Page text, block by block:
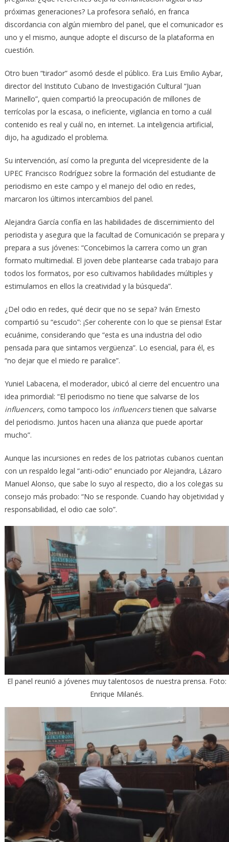
próximas generaciones? La profesora señaló, en franca
discordancia con algún miembro del panel, que el comunicador es
uno y el mismo, aunque adopte el discurso de la plataforma en
cuestión.
Otro buen “tirador” asomó desde el público. Era Luis Emilio Aybar,
director del Instituto Cubano de Investigación Cultural “Juan
Marinello”, quien compartió la preocupación de millones de
terrícolas por la escasa, o ineficiente, vigilancia en torno a cuál
contenido es real y cuál no, en internet. La inteligencia artificial,
dijo, ha agudizado el problema.
Su intervención, así como la pregunta del vicepresidente de la
UPEC Francisco Rodríguez sobre la formación del estudiante de
periodismo en este campo y el manejo del odio en redes,
marcaron los últimos intercambios del panel.
Alejandra García confía en las habilidades de discernimiento del
periodista y asegura que la facultad de Comunicación se prepara y
prepara a sus jóvenes: “Concebimos la carrera como un gran
formato multimedial. El joven debe plantearse cada trabajo para
todos los formatos, por eso cultivamos habilidades múltiples y
estimulamos en ellos la creatividad y la búsqueda”.
¿Del odio en redes, qué decir que no se sepa? Iván Ernesto
compartió su “escudo”: ¡Ser coherente con lo que se piensa! Estar
ecuánime, considerando que “esta es una industria del odio
pensada para que sintamos vergüenza”. Lo esencial, para él, es
“no dejar que el miedo re paralice”.
Yuniel Labacena, el moderador, ubicó al cierre del encuentro una
idea primordial: “El periodismo no tiene que salvarse de los
influencers, como tampoco los influencerstienen que salvarse
del periodismo. Juntos hacen una alianza que puede aportar
mucho”.
Aunque las incursiones en redes de los patriotas cubanos cuentan
con un respaldo legal “anti-odio” enunciado por Alejandra, Lázaro
Manuel Alonso, que sabe lo suyo al respecto, dio a los colegas su
consejo más probado: “No se responde. Cuando hay objetividad y
responsabilidad, el odio cae solo”.
El panel reunió a jóvenes muy talentosos de nuestra prensa. Foto:
Enrique Milanés.